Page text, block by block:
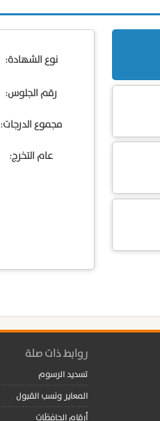
نوع الشهادة:
رقم الجلوس:
مجموع الدرجات:
عام التخرج:
روابط ذات صلة
تسديد الرسوم
المعاير ونسب القبول
أرقام الحافظات